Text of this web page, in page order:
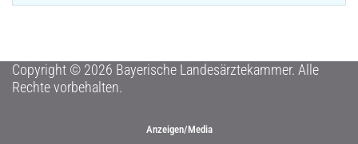
Copyright © 2026 Bayerische Landesärztekammer. Alle
Rechte vorbehalten.
Anzeigen/Media